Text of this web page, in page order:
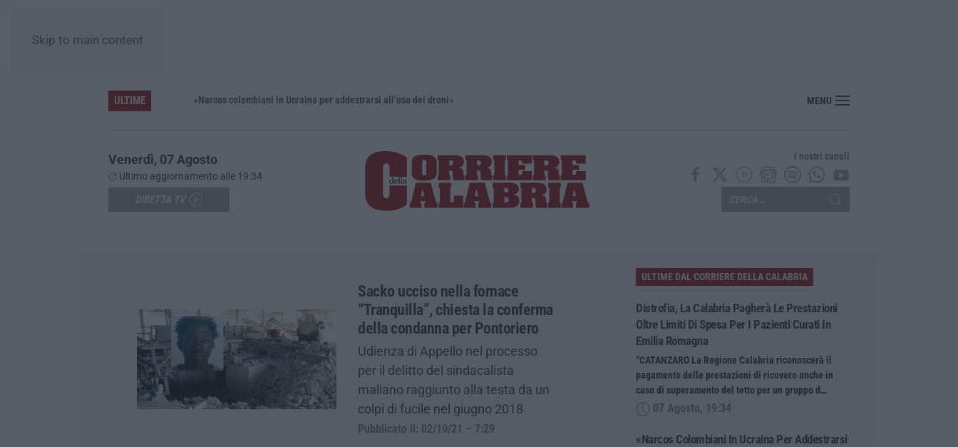
Skip to main content
ULTIME
Distrofia, la Calabria pagherà le prestazioni oltre limiti di spesa per i pazienti curati in Emilia Romagna «Narcos colombiani in Ucraina per addestrarsi all’uso dei droni» ’Ndrangheta, «guardiani» imposti, armi e affari nei villaggi turistici: il sistema degli
MENU
Venerdì, 07 Agosto
Ultimo aggiornamento alle 19:34
I nostri canali
Sacko ucciso nella fornace
“Tranquilla”, chiesta la conferma
della condanna per Pontoriero
Udienza di Appello nel processo
per il delitto del sindacalista
maliano raggiunto alla testa da un
colpi di fucile nel giugno 2018
Pubblicato il: 02/10/21 – 7:29
ULTIME DAL CORRIERE DELLA CALABRIA
Distrofia, La Calabria Pagherà Le Prestazioni
Oltre Limiti Di Spesa Per I Pazienti Curati In
Emilia Romagna
“CATANZARO La Regione Calabria riconoscerà il
pagamento delle prestazioni di ricovero anche in
caso di superamento del tetto per un gruppo d…
07 Agosto, 19:34
«Narcos Colombiani In Ucraina Per Addestrarsi